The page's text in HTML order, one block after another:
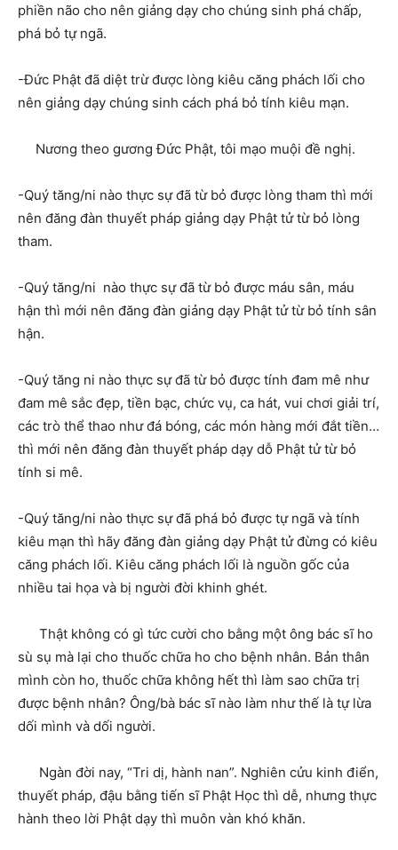
phiền não cho nên giảng dạy cho chúng sinh phá chấp,
phá bỏ tự ngã.
-Đức Phật đã diệt trừ được lòng kiêu căng phách lối cho
nên giảng dạy chúng sinh cách phá bỏ tính kiêu mạn.
Nương theo gương Đức Phật, tôi mạo muội đề nghị.
-Quý tăng/ni nào thực sự đã từ bỏ được lòng tham thì mới
nên đăng đàn thuyết pháp giảng dạy Phật tử từ bỏ lòng
tham.
-Quý tăng/ni nào thực sự đã từ bỏ được máu sân, máu
hận thì mới nên đăng đàn giảng dạy Phật tử từ bỏ tính sân
hận.
-Quý tăng ni nào thực sự đã từ bỏ được tính đam mê như
đam mê sắc đẹp, tiền bạc, chức vụ, ca hát, vui chơi giải trí,
các trò thể thao như đá bóng, các món hàng mới đắt tiền…
thì mới nên đăng đàn thuyết pháp dạy dỗ Phật tử từ bỏ
tính si mê.
-Quý tăng/ni nào thực sự đã phá bỏ được tự ngã và tính
kiêu mạn thì hãy đăng đàn giảng dạy Phật tử đừng có kiêu
căng phách lối. Kiêu căng phách lối là nguồn gốc của
nhiều tai họa và bị người đời khinh ghét.
Thật không có gì tức cười cho bằng một ông bác sĩ ho
sù sụ mà lại cho thuốc chữa ho cho bệnh nhân. Bản thân
mình còn ho, thuốc chữa không hết thì làm sao chữa trị
được bệnh nhân? Ông/bà bác sĩ nào làm như thế là tự lừa
dối mình và dối người.
Ngàn đời nay, “Tri dị, hành nan”. Nghiên cửu kinh điển,
thuyết pháp, đậu bằng tiến sĩ Phật Học thì dễ, nhưng thực
hành theo lời Phật dạy thì muôn vàn khó khăn.